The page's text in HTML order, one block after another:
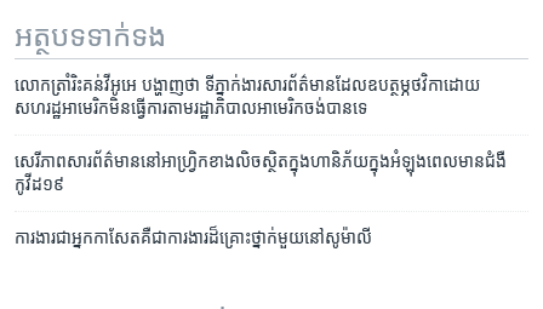
អត្ថបទ​ទាក់ទង
លោក​ត្រាំ​រិះគន់​​វីអូអេ បង្ហាញ​ថា ទីភ្នាក់ងារ​សារព័ត៌មាន​ដែល​ឧបត្ថម្ភ​ថវិកា​ដោយ
សហរដ្ឋអាមេរិក​មិនធ្វើ​ការតាម​រដ្ឋាភិបាល​អាមេរិក​ចង់​បាន​ទេ
សេរីភាព​សារព័ត៌មាន​នៅ​អាហ្វ្រិក​ខាងលិច​ស្ថិត​ក្នុង​ហានិភ័យ​ក្នុង​អំឡុងពេល​មាន​ជំងឺ​
កូវីដ១៩
ការងារ​ជា​អ្នកកាសែត​គឺ​ជា​ការងារ​ដ៏​គ្រោះថ្នាក់​មួយ​នៅ​សូម៉ាលី